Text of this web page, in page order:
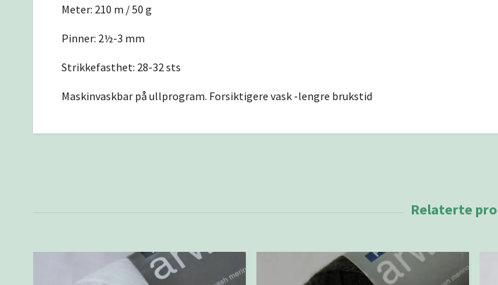
Meter: 210 m / 50 g
Pinner: 2½-3 mm
Strikkefasthet: 28-32 sts
Maskinvaskbar på ullprogram. Forsiktigere vask -lengre brukstid